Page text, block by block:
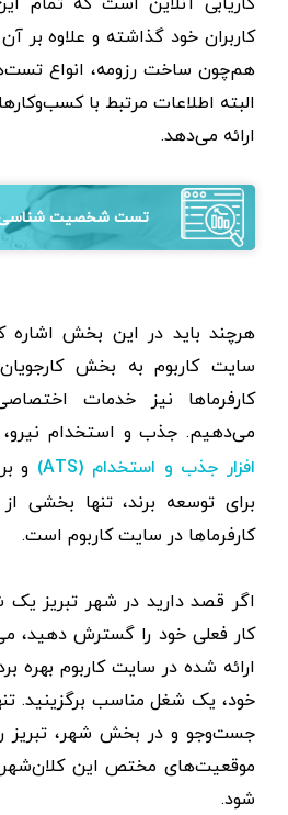
کاربران خود گذاشته و علاوه بر
هم‌چون ساخت رزومه، انواع
البته اطلاعات مرتبط با
ارائه می‌دهد.
تست شخصیت
هرچند باید در این بخش
سایت کاربوم به بخش
کارفرماها نیز خدمات
می‌دهیم. جذب و استخدام نیرو،
افزار جذب و استخدام (ATS)
و
برای توسعه برند، تنها بخشی
کارفرماها در سایت کاربوم است.
اگر قصد دارید در شهر تبریز یک
کار فعلی خود را گسترش دهید،
ارائه شده در سایت کاربوم بهره
خود، یک شغل مناسب برگزینید.
جست‌وجو و در بخش شهر، تبریز
موقعیت‌های مختص این کلان‌شهر
شود.